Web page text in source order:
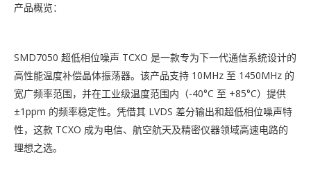
产品概览：
SMD7050 超低相位噪声 TCXO 是一款专为下一代通信系统设计的
高性能温度补偿晶体振荡器。该产品支持 10MHz 至 1450MHz 的
宽广频率范围，并在工业级温度范围内（-40°C 至 +85°C）提供
±1ppm 的频率稳定性。凭借其 LVDS 差分输出和超低相位噪声特
性，这款 TCXO 成为电信、航空航天及精密仪器领域高速电路的
理想之选。